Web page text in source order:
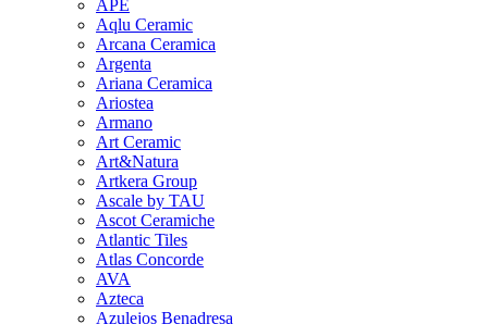
APE
Aqlu Ceramic
Arcana Ceramica
Argenta
Ariana Ceramica
Ariostea
Armano
Art Ceramic
Art&Natura
Artkera Group
Ascale by TAU
Ascot Ceramiche
Atlantic Tiles
Atlas Concorde
AVA
Azteca
Azulejos Benadresa